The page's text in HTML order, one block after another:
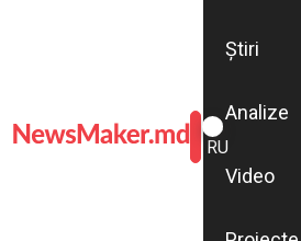
ROMÂNĂ
RU
Știri
Analize
Video